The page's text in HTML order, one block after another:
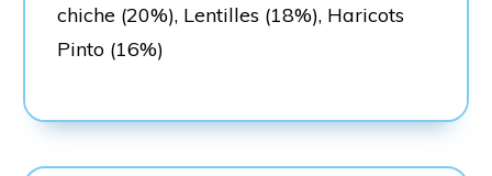
chiche (20%), Lentilles (18%), Haricots
Pinto (16%)